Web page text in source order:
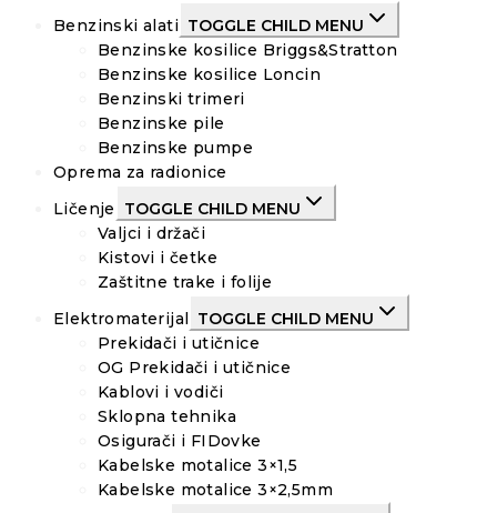
Benzinski alati TOGGLE CHILD MENU
Benzinske kosilice Briggs&Stratton
Benzinske kosilice Loncin
Benzinski trimeri
Benzinske pile
Benzinske pumpe
Oprema za radionice
Ličenje
TOGGLE CHILD MENU
Valjci i držači
Kistovi i četke
Zaštitne trake i folije
Elektromaterijal TOGGLE CHILD MENU
Prekidači i utičnice
OG Prekidači i utičnice
Kablovi i vodiči
Sklopna tehnika
Osigurači i FIDovke
Kabelske motalice 3×1,5
Kabelske motalice 3×2,5mm